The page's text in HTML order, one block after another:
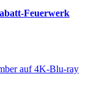
Feuerwerk